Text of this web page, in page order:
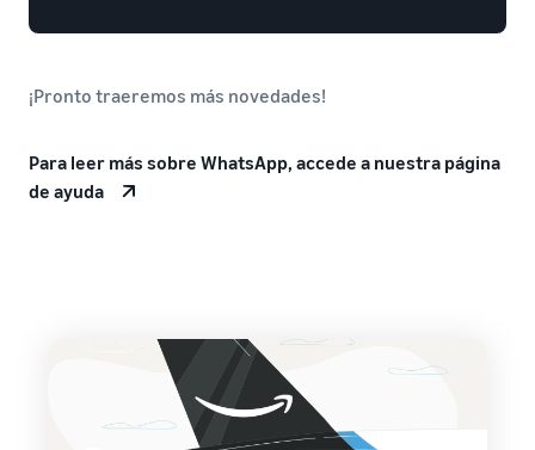
¡Pronto traeremos más novedades!
Para leer más sobre WhatsApp, accede a nuestra página
de ayuda